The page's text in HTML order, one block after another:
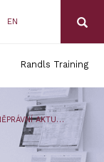
EN
Randls Training
PRACOVNĚPRÁVNÍ AKTUALITY – PROSINEC 2023